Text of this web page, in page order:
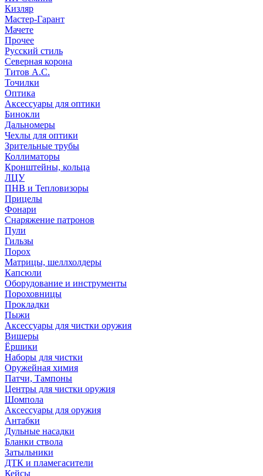
Кизляр
Мастер-Гарант
Мачете
Прочее
Русский стиль
Северная корона
Титов А.С.
Точилки
Оптика
Аксессуары для оптики
Бинокли
Дальномеры
Чехлы для оптики
Зрительные трубы
Коллиматоры
Кронштейны, кольца
ЛЦУ
ПНВ и Тепловизоры
Прицелы
Фонари
Снаряжение патронов
Пули
Гильзы
Порох
Матрицы, шеллхолдеры
Капсюли
Оборудование и инструменты
Пороховницы
Прокладки
Пыжи
Аксессуары для чистки оружия
Вишеры
Ёршики
Наборы для чистки
Оружейная химия
Патчи, Тампоны
Центры для чистки оружия
Шомпола
Аксессуары для оружия
Антабки
Дульные насадки
Бланки ствола
Затыльники
ДТК и пламегасители
Кейсы